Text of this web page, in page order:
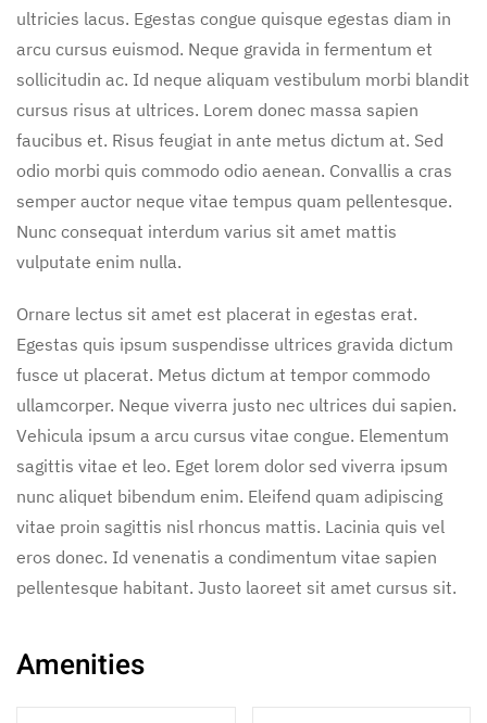
ultricies lacus. Egestas congue quisque egestas diam in
arcu cursus euismod. Neque gravida in fermentum et
sollicitudin ac. Id neque aliquam vestibulum morbi blandit
cursus risus at ultrices. Lorem donec massa sapien
faucibus et. Risus feugiat in ante metus dictum at. Sed
odio morbi quis commodo odio aenean. Convallis a cras
semper auctor neque vitae tempus quam pellentesque.
Nunc consequat interdum varius sit amet mattis
vulputate enim nulla.
Ornare lectus sit amet est placerat in egestas erat.
Egestas quis ipsum suspendisse ultrices gravida dictum
fusce ut placerat. Metus dictum at tempor commodo
ullamcorper. Neque viverra justo nec ultrices dui sapien.
Vehicula ipsum a arcu cursus vitae congue. Elementum
sagittis vitae et leo. Eget lorem dolor sed viverra ipsum
nunc aliquet bibendum enim. Eleifend quam adipiscing
vitae proin sagittis nisl rhoncus mattis. Lacinia quis vel
eros donec. Id venenatis a condimentum vitae sapien
pellentesque habitant. Justo laoreet sit amet cursus sit.
Amenities